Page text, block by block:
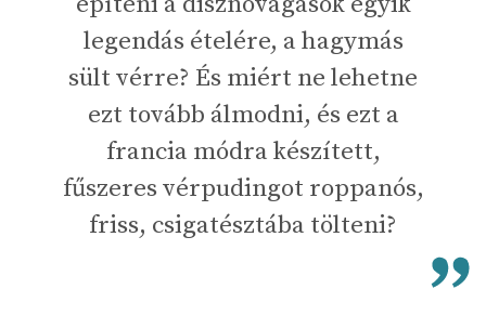
legendás ételére, a hagymás
sült vérre? És miért ne lehetne
ezt tovább álmodni, és ezt a
francia módra készített,
fűszeres vérpudingot roppanós,
friss, csigatésztába tölteni?